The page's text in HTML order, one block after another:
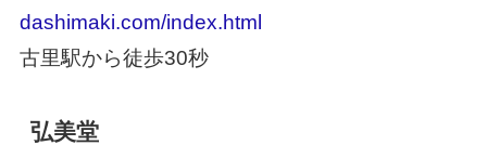
dashimaki.com/index.html
古里駅から徒歩30秒
弘美堂